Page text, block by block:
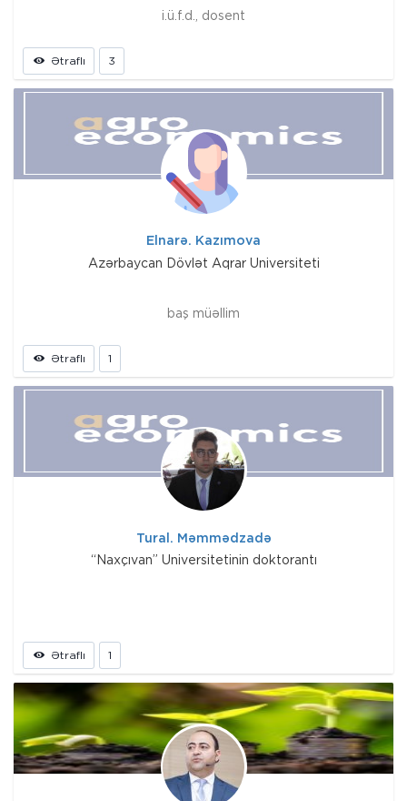
i.ü.f.d., dosent
Ətraflı 3
Elnarə. Kazımova
Azərbaycan Dövlət Aqrar Universiteti
baş müəllim
Ətraflı 1
Tural. Məmmədzadə
“Naxçıvan” Universitetinin doktorantı
Ətraflı 1